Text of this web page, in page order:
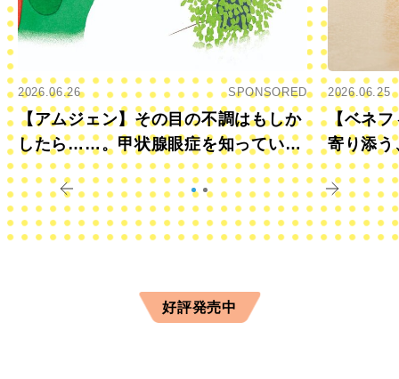
2026.06.26 SPONSORED
【アムジェン】その目の不調はもしか
したら……。甲状腺眼症を知っていま
すか？
2026.06.25
【ベネフ
寄り添う
きに
好評発売中